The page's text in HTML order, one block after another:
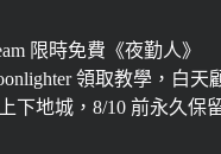
限時免費《夜勤人》
領取教學，白天
下地城，8/10 前永久保